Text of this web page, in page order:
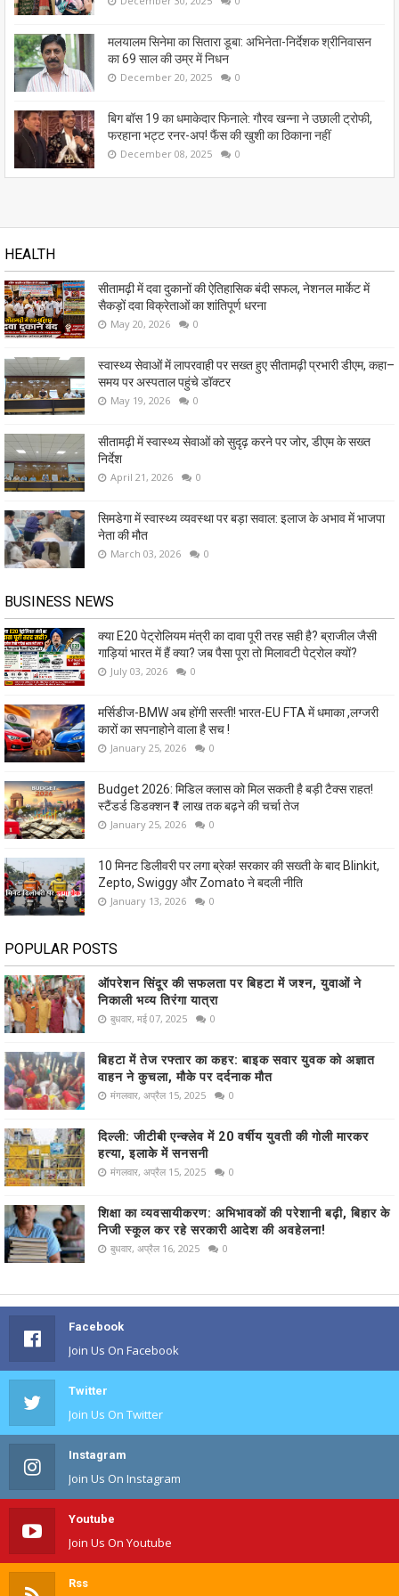
मलयालम सिनेमा का सितारा डूबा: अभिनेता-निर्देशक श्रीनिवासन
का 69 साल की उम्र में निधन
December 20, 2025 0
बिग बॉस 19 का धमाकेदार फिनाले: गौरव खन्ना ने उछाली ट्रोफी,
फरहाना भट्ट रनर-अप! फैंस की खुशी का ठिकाना नहीं
December 08, 2025 0
HEALTH
सीतामढ़ी में दवा दुकानों की ऐतिहासिक बंदी सफल, नेशनल मार्केट में
सैकड़ों दवा विक्रेताओं का शांतिपूर्ण धरना
May 20, 2026 0
स्वास्थ्य सेवाओं में लापरवाही पर सख्त हुए सीतामढ़ी प्रभारी डीएम, कहा–
समय पर अस्पताल पहुंचे डॉक्टर
May 19, 2026 0
सीतामढ़ी में स्वास्थ्य सेवाओं को सुदृढ़ करने पर जोर, डीएम के सख्त
निर्देश
April 21, 2026 0
सिमडेगा में स्वास्थ्य व्यवस्था पर बड़ा सवाल: इलाज के अभाव में भाजपा
नेता की मौत
March 03, 2026 0
BUSINESS NEWS
क्या E20 पेट्रोलियम मंत्री का दावा पूरी तरह सही है? ब्राजील जैसी
गाड़ियां भारत में हैं क्या? जब पैसा पूरा तो मिलावटी पेट्रोल क्यों?
July 03, 2026 0
मर्सिडीज-BMW अब होंगी सस्ती! भारत-EU FTA में धमाका ,लग्जरी
कारों का सपनाहोने वाला है सच !
January 25, 2026 0
Budget 2026: मिडिल क्लास को मिल सकती है बड़ी टैक्स राहत!
स्टैंडर्ड डिडक्शन ₹1 लाख तक बढ़ने की चर्चा तेज
January 25, 2026 0
10 मिनट डिलीवरी पर लगा ब्रेक! सरकार की सख्ती के बाद Blinkit,
Zepto, Swiggy और Zomato ने बदली नीति
January 13, 2026 0
POPULAR POSTS
ऑपरेशन सिंदूर की सफलता पर बिहटा में जश्न, युवाओं ने
निकाली भव्य तिरंगा यात्रा
बुधवार, मई 07, 2025 0
बिहटा में तेज रफ्तार का कहर: बाइक सवार युवक को अज्ञात
वाहन ने कुचला, मौके पर दर्दनाक मौत
मंगलवार, अप्रैल 15, 2025 0
दिल्ली: जीटीबी एन्क्लेव में 20 वर्षीय युवती की गोली मारकर
हत्या, इलाके में सनसनी
मंगलवार, अप्रैल 15, 2025 0
शिक्षा का व्यवसायीकरण: अभिभावकों की परेशानी बढ़ी, बिहार के
निजी स्कूल कर रहे सरकारी आदेश की अवहेलना!
बुधवार, अप्रैल 16, 2025 0
Facebook
Join Us On Facebook
Twitter
Join Us On Twitter
Instagram
Join Us On Instagram
Youtube
Join Us On Youtube
Rss